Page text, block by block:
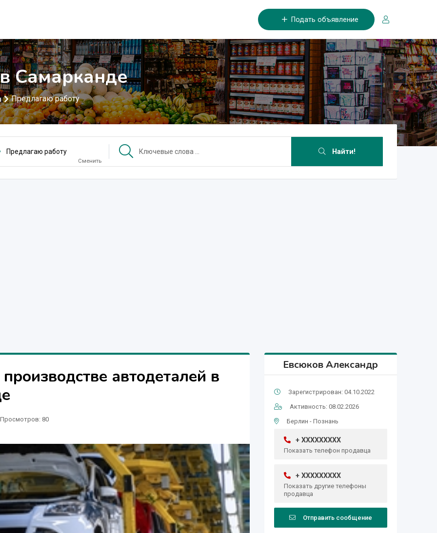
Подать объявление
Самарканде
Предлагаю работу
Предлагаю работу
Сменить
Найти!
автодеталей в
Просмотров: 80
Евсюков Александр
Зарегистрирован: 04.10.2022
Активность: 08.02.2026
Берлин - Познань
+ XXXXXXXXX
Показать телефон продавца
+ XXXXXXXXX
Показать другие телефоны
продавца
Отправить сообщение